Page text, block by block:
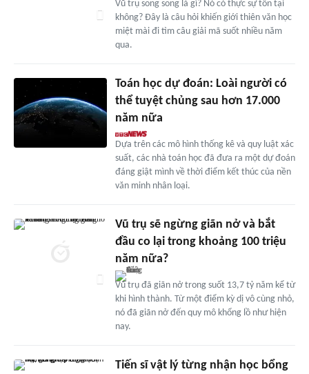
Vũ trụ song song là gì? Nó có thực sự tồn tại
không? Đây là câu hỏi khiến giới thiên văn học
miệt mài đi tìm câu giải mã suốt nhiều năm
qua.
Toán học dự đoán: Loài người có
thể tuyệt chủng sau hơn 17.000
năm nữa
Dựa trên các mô hình thống kê và quy luật xác
suất, các nhà toán học đã đưa ra một dự đoán
đáng giật mình về thời điểm kết thúc của nền
văn minh nhân loại.
Vũ trụ sẽ ngừng giãn nở và bắt
đầu co lại trong khoảng 100 triệu
năm nữa?
Vũ trụ đã giãn nở trong suốt 13,7 tỷ năm kể từ
khi hình thành. Từ một điểm kỳ dị vô cùng nhỏ,
nó đã giãn nở đến quy mô khổng lồ như hiện
nay.
Tiến sĩ vật lý từng nhận học bổng